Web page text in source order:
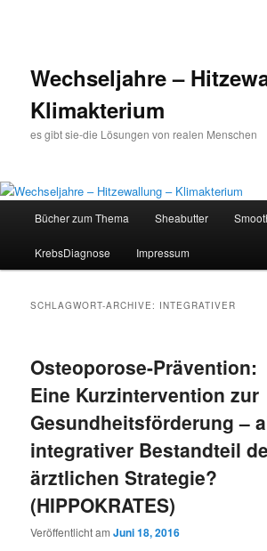
Wechseljahre –
Klimakterium
es gibt sie-die Lösungen von realen Menschen
Zum
Inhalt
Zum
sekundären
Bücher zum Thema Sheabutter
KrebsDiagnose Impressum
SCHLAGWORT-ARCHIVE: INTEGRATIVER
Osteoporose-Prävention:
Eine Kurzintervention zur
Gesundheitsförderung –
integrativer Bestandteil
ärztlichen Strategie?
(HIPPOKRATES)
Veröffentlicht amJuni 18, 2016